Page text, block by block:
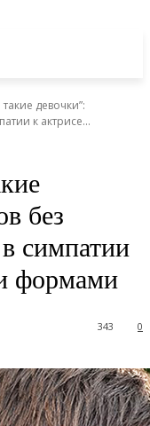
девочки”:
к актрисе...
без
симпатии
формами
0
343